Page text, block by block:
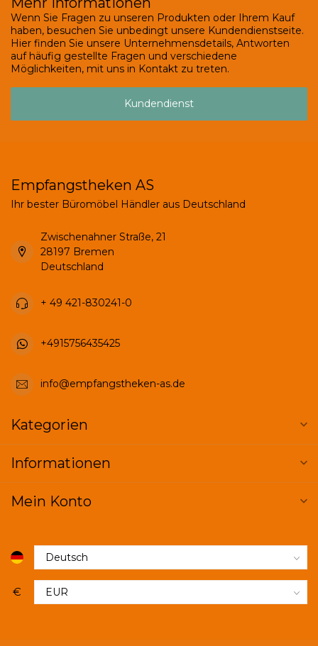
Wenn Sie Fragen zu unseren Produkten oder Ihrem Kauf
haben, besuchen Sie unbedingt unsere Kundendienstseite.
Hier finden Sie unsere Unternehmensdetails, Antworten
auf häufig gestellte Fragen und verschiedene
Möglichkeiten, mit uns in Kontakt zu treten.
Kundendienst
Empfangstheken AS
Ihr bester Büromöbel Händler aus Deutschland
Zwischenahner Straße, 21
28197 Bremen
Deutschland
+ 49 421-830241-0
+4915756435425
info@empfangstheken-as.de
Kategorien
Informationen
Mein Konto
€